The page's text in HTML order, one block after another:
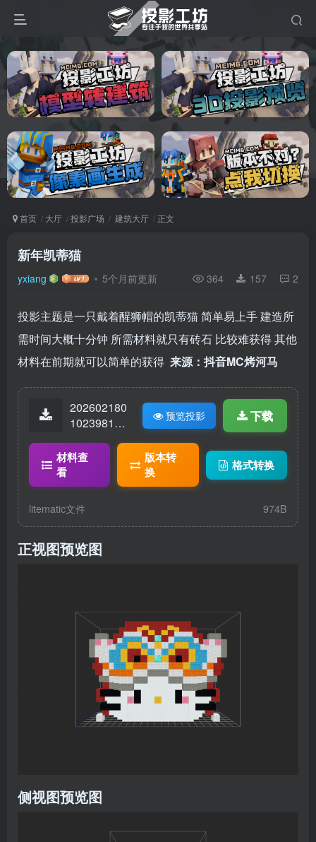
首页 大厅 投影广场 建筑大厅 正文
新年凯蒂猫
yxiang 5个月前更新 364 157 2
投影主题是一只戴着醒狮帽的凯蒂猫 简单易上手 建造所
需时间大概十分钟 所需材料就只有砖石 比较难获得 其他
材料在前期就可以简单的获得 来源：抖音MC烤河马
202602180
10239819-
matic
预览投影 下载
材料查
看
版本转
换
格式转换
litematic文件 974B
正视图预览图
侧视图预览图